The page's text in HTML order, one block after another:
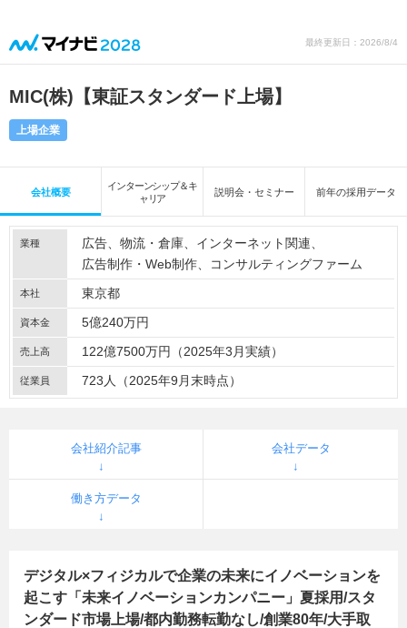
最終更新日：2026/8/4
MIC(株)【東証スタンダード上場】
上場企業
会社概要
インターンシップ＆キ
ャリア
説明会・セミナー 前年の採用データ
業種 広告 物流・倉庫
インターネット関連
広告制作・Web制作
コンサルティングファーム
本社 東京都
資本金 5億240万円
売上高 122億7500万円（2025年3月実績）
従業員 723人（2025年9月末時点）
会社紹介記事 会社データ
働き方データ
デジタル×フィジカルで企業の未来にイノベーションを
起こす「未来イノベーションカンパニー」夏採用/スタ
ンダード市場上場/都内勤務転勤なし/創業80年/大手取